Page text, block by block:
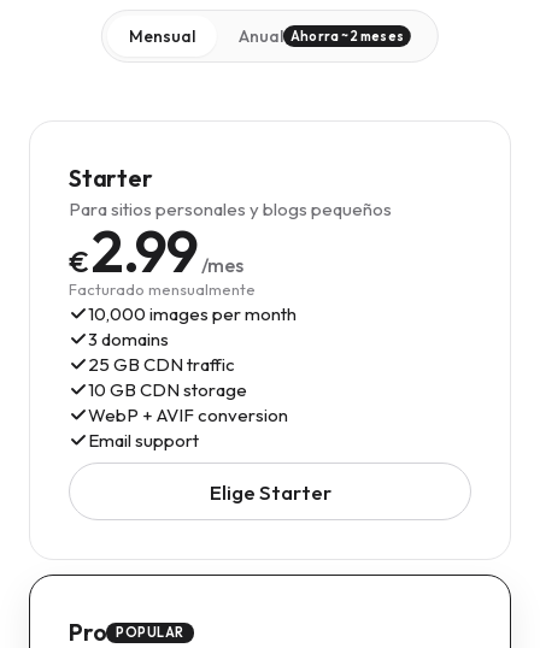
Mensual Anual Ahorra ~2 meses
Starter
Para sitios personales y blogs pequeños
€2.99 /mes
Facturado mensualmente
10,000 images per month
3 domains
25 GB CDN traffic
10 GB CDN storage
WebP + AVIF conversion
Email support
Elige Starter
Pro POPULAR